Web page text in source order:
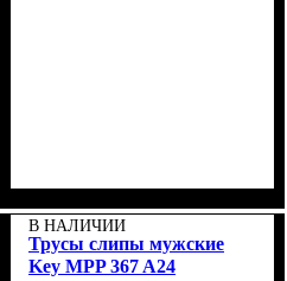
В НАЛИЧИИ
Трусы слипы мужские
Key MPP 367 A24